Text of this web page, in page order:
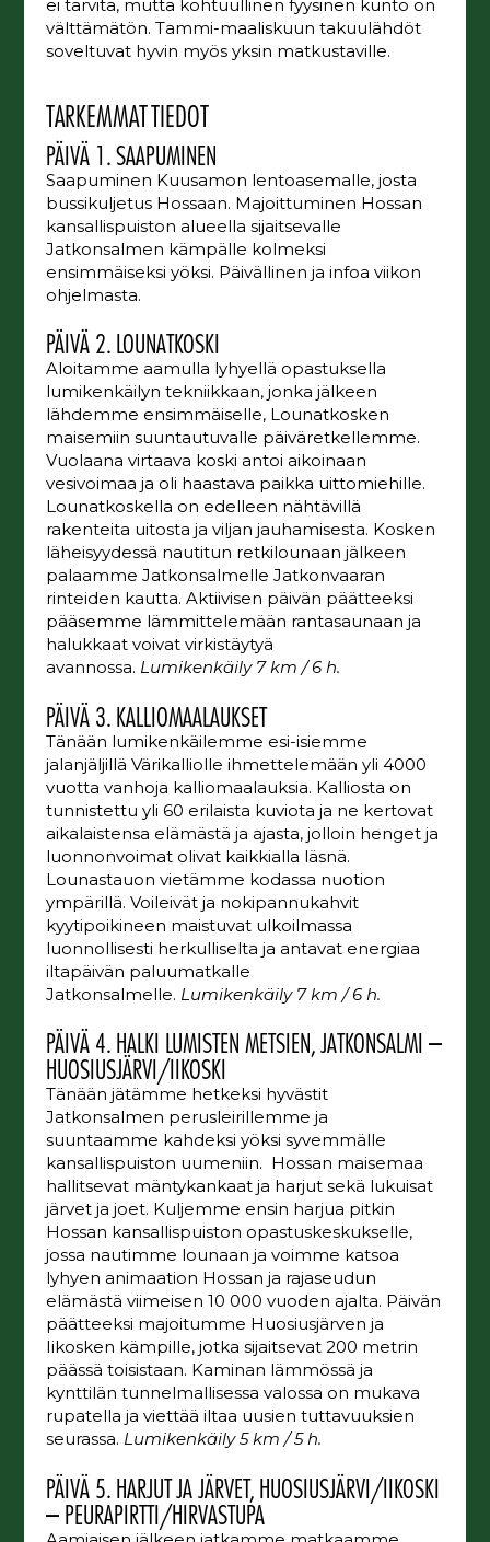
ei tarvita, mutta kohtuullinen fyysinen kunto on
välttämätön. Tammi-maaliskuun takuulähdöt
soveltuvat hyvin myös yksin matkustaville.
TARKEMMAT TIEDOT
PÄIVÄ 1. SAAPUMINEN
Saapuminen Kuusamon lentoasemalle, josta
bussikuljetus Hossaan. Majoittuminen Hossan
kansallispuiston alueella sijaitsevalle
Jatkonsalmen kämpälle kolmeksi
ensimmäiseksi yöksi. Päivällinen ja infoa viikon
ohjelmasta.
PÄIVÄ 2. LOUNATKOSKI
Aloitamme aamulla lyhyellä opastuksella
lumikenkäilyn tekniikkaan, jonka jälkeen
lähdemme ensimmäiselle, Lounatkosken
maisemiin suuntautuvalle päiväretkellemme.
Vuolaana virtaava koski antoi aikoinaan
vesivoimaa ja oli haastava paikka uittomiehille.
Lounatkoskella on edelleen nähtävillä
rakenteita uitosta ja viljan jauhamisesta. Kosken
läheisyydessä nautitun retkilounaan jälkeen
palaamme Jatkonsalmelle Jatkonvaaran
rinteiden kautta. Aktiivisen päivän päätteeksi
pääsemme lämmittelemään rantasaunaan ja
halukkaat voivat virkistäytyä
avannossa. Lumikenkäily 7 km / 6 h.
PÄIVÄ 3. KALLIOMAALAUKSET
Tänään lumikenkäilemme esi-isiemme
jalanjäljillä Värikalliolle ihmettelemään yli 4000
vuotta vanhoja kalliomaalauksia. Kalliosta on
tunnistettu yli 60 erilaista kuviota ja ne kertovat
aikalaistensa elämästä ja ajasta, jolloin henget ja
luonnonvoimat olivat kaikkialla läsnä.
Lounastauon vietämme kodassa nuotion
ympärillä. Voileivät ja nokipannukahvit
kyytipoikineen maistuvat ulkoilmassa
luonnollisesti herkulliselta ja antavat energiaa
iltapäivän paluumatkalle
Jatkonsalmelle. Lumikenkäily 7 km / 6 h.
PÄIVÄ 4. HALKI LUMISTEN METSIEN, JATKONSALMI –
HUOSIUSJÄRVI/IIKOSKI
Tänään jätämme hetkeksi hyvästit
Jatkonsalmen perusleirillemme ja
suuntaamme kahdeksi yöksi syvemmälle
kansallispuiston uumeniin. Hossan maisemaa
hallitsevat mäntykankaat ja harjut sekä lukuisat
järvet ja joet. Kuljemme ensin harjua pitkin
Hossan kansallispuiston opastuskeskukselle,
jossa nautimme lounaan ja voimme katsoa
lyhyen animaation Hossan ja rajaseudun
elämästä viimeisen 10 000 vuoden ajalta. Päivän
päätteeksi majoitumme Huosiusjärven ja
Iikosken kämpille, jotka sijaitsevat 200 metrin
päässä toisistaan. Kaminan lämmössä ja
kynttilän tunnelmallisessa valossa on mukava
rupatella ja viettää iltaa uusien tuttavuuksien
seurassa. Lumikenkäily 5 km / 5 h.
PÄIVÄ 5. HARJUT JA JÄRVET, HUOSIUSJÄRVI/IIKOSKI
– PEURAPIRTTI/HIRVASTUPA